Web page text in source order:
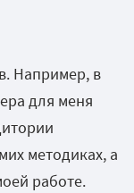
Например, в
для меня
методиках, а
работе.